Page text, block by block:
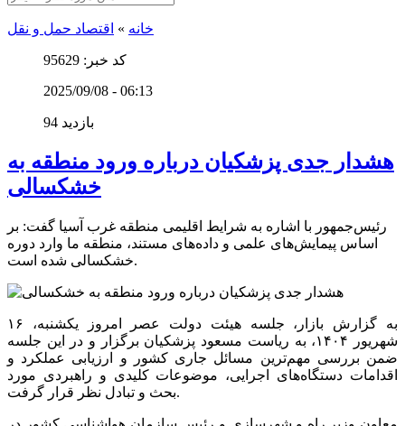
خانه » اقتصاد حمل و نقل
کد خبر: 95629
2025/09/08 - 06:13
94 بازدید
هشدار جدی پزشکیان درباره ورود منطقه به
خشکسالی
رئیس‌جمهور با اشاره به شرایط اقلیمی منطقه غرب آسیا گفت: بر
اساس پیمایش‌های علمی و داده‌های مستند، منطقه ما وارد دوره
خشکسالی شده است.
به گزارش بازار، جلسه هیئت دولت عصر امروز یکشنبه، ۱۶
شهریور ۱۴۰۴، به ریاست مسعود پزشکیان برگزار و در این جلسه
ضمن بررسی مهم‌ترین مسائل جاری کشور و ارزیابی عملکرد و
اقدامات دستگاه‌های اجرایی، موضوعات کلیدی و راهبردی مورد
بحث و تبادل نظر قرار گرفت.